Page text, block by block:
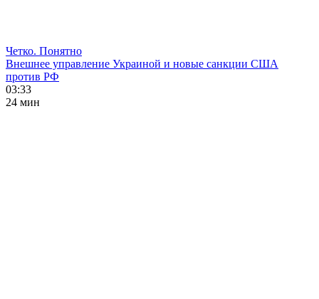
Четко. Понятно
Внешнее управление Украиной и новые санкции США
против РФ
03:33
24 мин